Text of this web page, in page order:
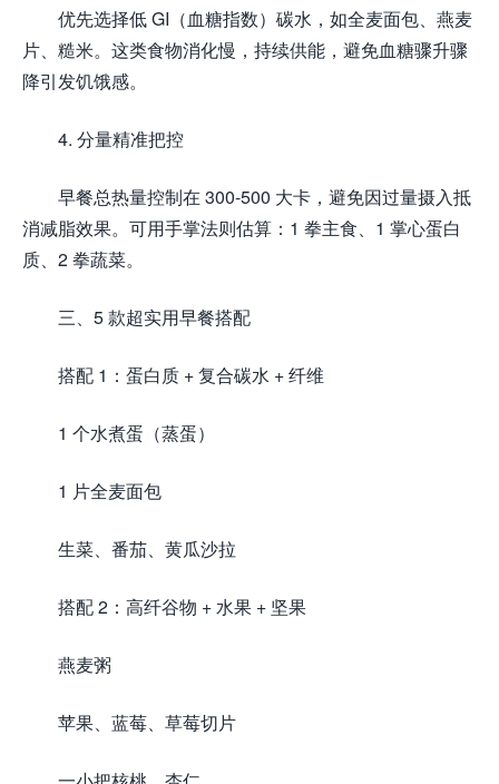
优先选择低 GI（血糖指数）碳水，如全麦面包、燕麦
片、糙米。这类食物消化慢，持续供能，避免血糖骤升骤
降引发饥饿感。
4. 分量精准把控
早餐总热量控制在 300-500 大卡，避免因过量摄入抵
消减脂效果。可用手掌法则估算：1 拳主食、1 掌心蛋白
质、2 拳蔬菜。
三、5 款超实用早餐搭配
搭配 1：蛋白质 + 复合碳水 + 纤维
1 个水煮蛋（蒸蛋）
1 片全麦面包
生菜、番茄、黄瓜沙拉
搭配 2：高纤谷物 + 水果 + 坚果
燕麦粥
苹果、蓝莓、草莓切片